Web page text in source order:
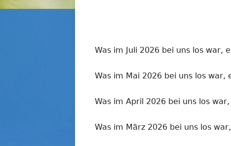
Was im Juli 2026 bei uns los war,
Was im Mai 2026 bei uns los war,
Was im April 2026 bei uns los
Was im März 2026 bei uns los